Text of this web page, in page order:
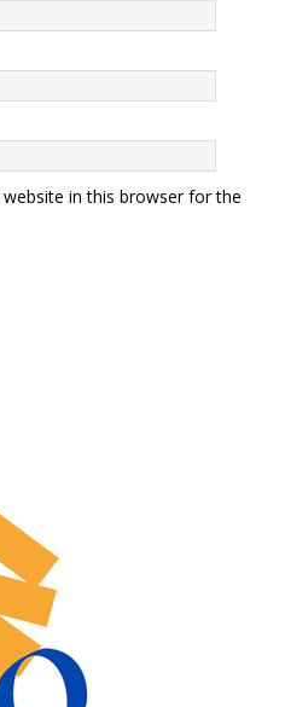
in this browser for the